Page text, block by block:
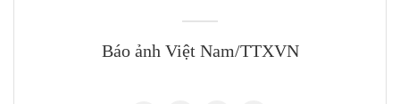
Báo ảnh Việt Nam/TTXVN